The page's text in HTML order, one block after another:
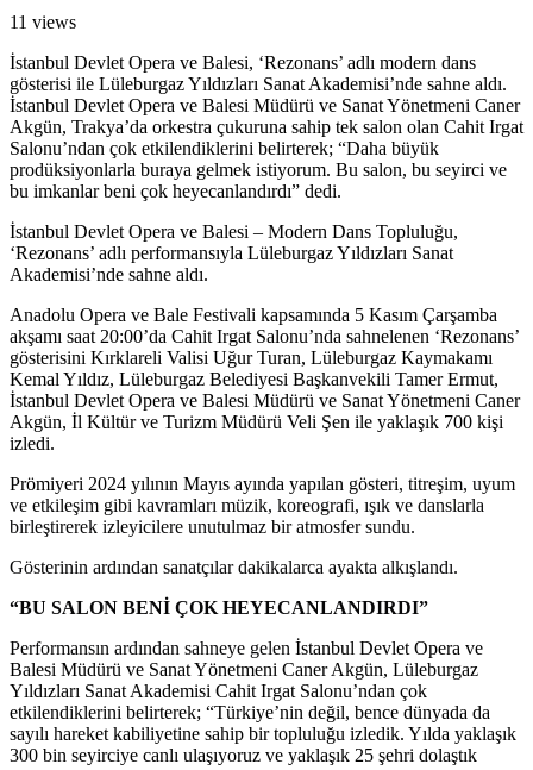
11 views
İstanbul Devlet Opera ve Balesi, ‘Rezonans’ adlı modern dans
gösterisi ile Lüleburgaz Yıldızları Sanat Akademisi’nde sahne aldı.
İstanbul Devlet Opera ve Balesi Müdürü ve Sanat Yönetmeni Caner
Akgün, Trakya’da orkestra çukuruna sahip tek salon olan Cahit Irgat
Salonu’ndan çok etkilendiklerini belirterek; “Daha büyük
prodüksiyonlarla buraya gelmek istiyorum. Bu salon, bu seyirci ve
bu imkanlar beni çok heyecanlandırdı” dedi.
İstanbul Devlet Opera ve Balesi – Modern Dans Topluluğu,
‘Rezonans’ adlı performansıyla Lüleburgaz Yıldızları Sanat
Akademisi’nde sahne aldı.
Anadolu Opera ve Bale Festivali kapsamında 5 Kasım Çarşamba
akşamı saat 20:00’da Cahit Irgat Salonu’nda sahnelenen ‘Rezonans’
gösterisini Kırklareli Valisi Uğur Turan, Lüleburgaz Kaymakamı
Kemal Yıldız, Lüleburgaz Belediyesi Başkanvekili Tamer Ermut,
İstanbul Devlet Opera ve Balesi Müdürü ve Sanat Yönetmeni Caner
Akgün, İl Kültür ve Turizm Müdürü Veli Şen ile yaklaşık 700 kişi
izledi.
Prömiyeri 2024 yılının Mayıs ayında yapılan gösteri, titreşim, uyum
ve etkileşim gibi kavramları müzik, koreografi, ışık ve danslarla
birleştirerek izleyicilere unutulmaz bir atmosfer sundu.
Gösterinin ardından sanatçılar dakikalarca ayakta alkışlandı.
“BU SALON BENİ ÇOK HEYECANLANDIRDI”
Performansın ardından sahneye gelen İstanbul Devlet Opera ve
Balesi Müdürü ve Sanat Yönetmeni Caner Akgün, Lüleburgaz
Yıldızları Sanat Akademisi Cahit Irgat Salonu’ndan çok
etkilendiklerini belirterek; “Türkiye’nin değil, bence dünyada da
sayılı hareket kabiliyetine sahip bir topluluğu izledik. Yılda yaklaşık
300 bin seyirciye canlı ulaşıyoruz ve yaklaşık 25 şehri dolaştık